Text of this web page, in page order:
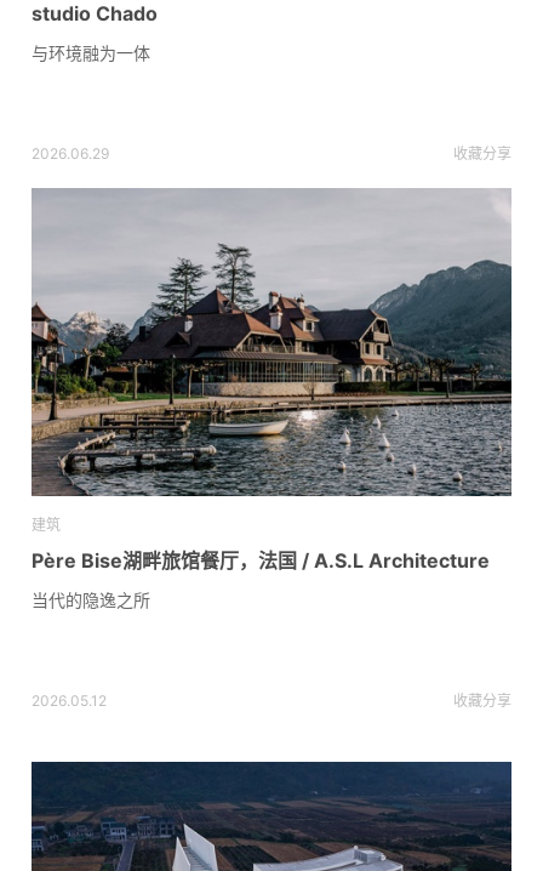
studio Chado
与环境融为一体
2026.06.29 收藏分享
建筑
Père Bise湖畔旅馆餐厅，法国 / A.S.L Architecture
当代的隐逸之所
2026.05.12 收藏分享